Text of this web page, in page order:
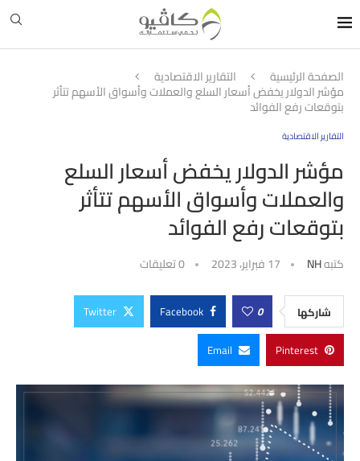
الصفحة الرئيسية التقارير الاقتصادية
مؤشر الدولار يخفض أسعار السلع والعملات وأسواق الأسهم تتأثر
بتوقعات رفع الفوائد
التقارير الاقتصادية
مؤشر الدولار يخفض أسعار السلع
والعملات وأسواق الأسهم تتأثر
بتوقعات رفع الفوائد
كتبهNH 17 فبراير، 2023 0 تعليقات
شاركها 0
Facebook
Twitter
Pinterest
Email